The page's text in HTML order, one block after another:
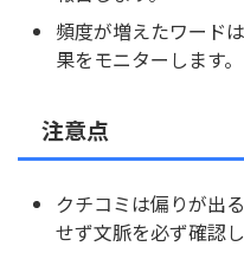
頻度が増えたワード
果をモニターします。
注意点
クチコミは偏りが出
せず文脈を必ず確認